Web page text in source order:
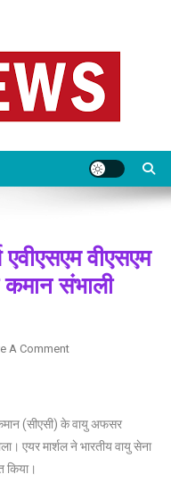
वीएसएम
संभाली
A CommentOn
जे
डकवर्थ
(सीएसी) के वायु अफसर
एयर मार्शल ने भारतीय वायु सेना
किया।